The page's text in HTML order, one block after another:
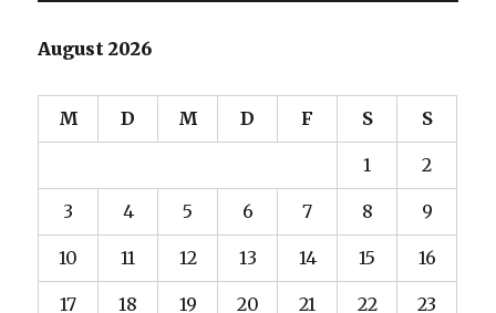
August 2026
M D M D F S S
1 2
3 4 5 6 7 8 9
10 11 12 13 14 15 16
17 18 19 20 21 22 23